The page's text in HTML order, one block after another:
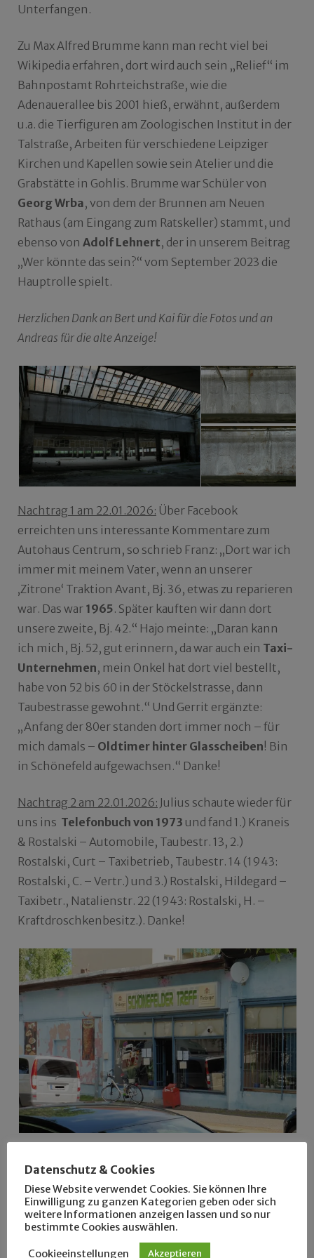
Unterfangen.
Zu Max Alfred Brumme kann man recht viel bei
Wikipedia erfahren, dort wird auch sein „Relief“ im
Bahnpostamt Rohrteichstraße, wie die
Adenauerallee bis 2001 hieß, erwähnt, außerdem
u.a. die Tierfiguren am Zoologischen Institut in der
Talstraße, Arbeiten für verschiedene Leipziger
Kirchen und Kapellen sowie sein Atelier und die
Grabstätte in Gohlis. Brumme war Schüler von
Georg Wrba, von dem der Brunnen am Neuen
Rathaus (am Eingang zum Ratskeller) stammt, und
ebenso von Adolf Lehnert, der in unserem Beitrag
„Wer könnte das sein?“ vom September 2023 die
Hauptrolle spielt.
Herzlichen Dank an Bert und Kai für die Fotos und an
Andreas für die alte Anzeige!
Nachtrag 1 am 22.01.2026: Über Facebook
erreichten uns interessante Kommentare zum
Autohaus Centrum, so schrieb Franz: „Dort war ich
immer mit meinem Vater, wenn an unserer
‚Zitrone‘ Traktion Avant, Bj. 36, etwas zu reparieren
war. Das war 1965. Später kauften wir dann dort
unsere zweite, Bj. 42.“ Hajo meinte: „Daran kann
ich mich, Bj. 52, gut erinnern, da war auch ein Taxi-
Unternehmen, mein Onkel hat dort viel bestellt,
habe von 52 bis 60 in der Stöckelstrasse, dann
Taubestrasse gewohnt.“ Und Gerrit ergänzte:
„Anfang der 80er standen dort immer noch – für
mich damals – Oldtimer hinter Glasscheiben! Bin
in Schönefeld aufgewachsen.“ Danke!
Nachtrag 2 am 22.01.2026: Julius schaute wieder für
uns ins Telefonbuch von 1973 und fand 1.) Kraneis
& Rostalski – Automobile, Taubestr. 13, 2.)
Rostalski, Curt – Taxibetrieb, Taubestr. 14 (1943:
Rostalski, C. – Vertr.) und 3.) Rostalski, Hildegard –
Taxibetr., Natalienstr. 22 (1943: Rostalski, H. –
Kraftdroschkenbesitz.). Danke!
Schlagwörter: Bahnhof Gohlis Schönefeld
Beitragsnavigation
Datenschutz & Cookies
Diese Website verwendet Cookies. Sie können Ihre
Einwilligung zu ganzen Kategorien geben oder sich
weitere Informationen anzeigen lassen und so nur
bestimmte Cookies auswählen.
Cookieeinstellungen Akzeptieren